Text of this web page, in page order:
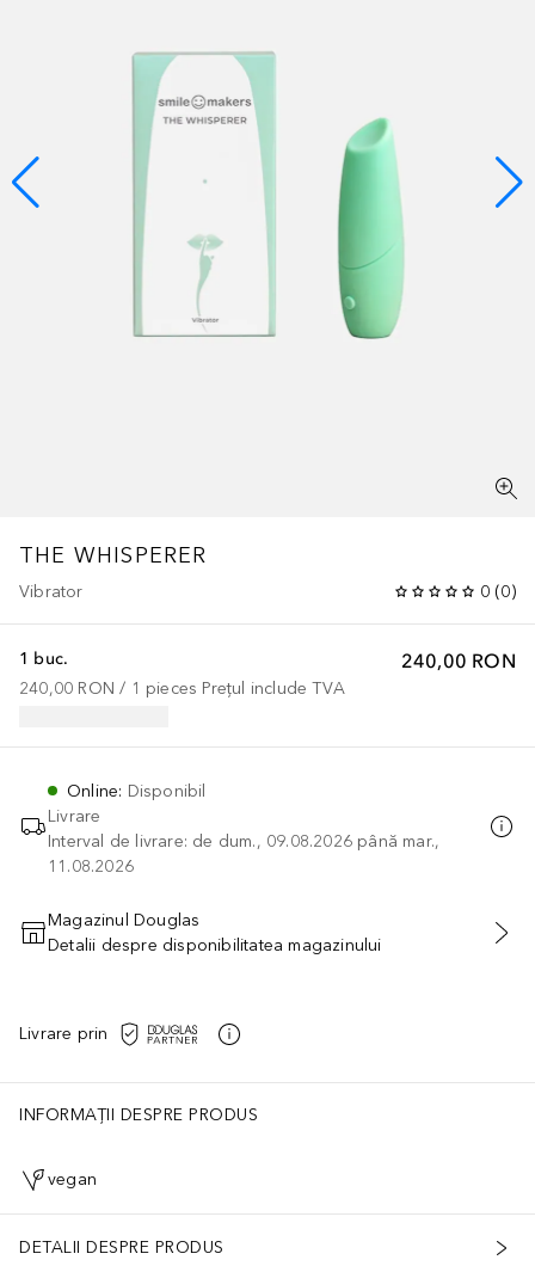
THE WHISPERER
Vibrator 0 (0)
240,00 RON
1 buc.
240,00 RON / 1 pieces Prețul include TVA
Online: Disponibil
Livrare
Interval de livrare: de dum., 09.08.2026 până mar.,
11.08.2026
ADĂUGAȚI ÎN COŞ
Magazinul Douglas
Detalii despre disponibilitatea magazinului
Livrare prin
INFORMAȚII DESPRE PRODUS
vegan
DETALII DESPRE PRODUS